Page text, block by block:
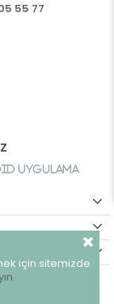
55 77
Uygulama
için sitemizde